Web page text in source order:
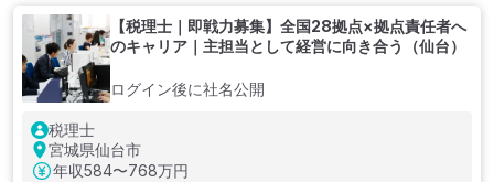
【税理士｜即戦力募集】全国28拠点×拠点責任者へ
のキャリア｜主担当として経営に向き合う（仙台）
ログイン後に社名公開
税理士
宮城県仙台市
年収584〜768万円